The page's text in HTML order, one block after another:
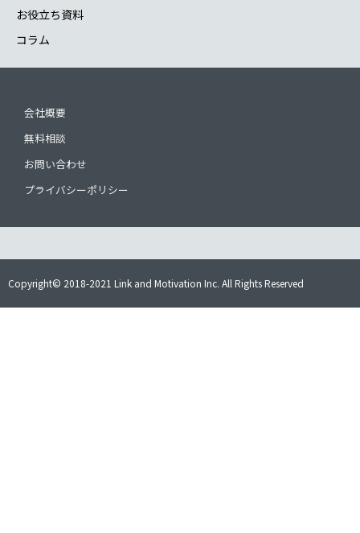
お役立ち資料
コラム
会社概要
無料相談
お問い合わせ
プライバシーポリシー
Copyright© 2018-2021 Link and Motivation Inc. All Rights Reserved